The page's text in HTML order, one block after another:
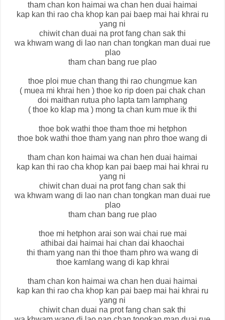
tham chan kon haimai wa chan hen duai haimai
kap kan thi rao cha khop kan pai baep mai hai khrai ru
yang ni
chiwit chan duai na prot fang chan sak thi
wa khwam wang di lao nan chan tongkan man duai rue
plao
tham chan bang rue plao
thoe ploi mue chan thang thi rao chungmue kan
( muea mi khrai hen ) thoe ko rip doen pai chak chan
doi maithan rutua pho lapta tam lamphang
( thoe ko klap ma ) mong ta chan kum mue ik thi
thoe bok wathi thoe tham thoe mi hetphon
thoe bok wathi thoe tham yang nan phro thoe wang di
tham chan kon haimai wa chan hen duai haimai
kap kan thi rao cha khop kan pai baep mai hai khrai ru
yang ni
chiwit chan duai na prot fang chan sak thi
wa khwam wang di lao nan chan tongkan man duai rue
plao
tham chan bang rue plao
thoe mi hetphon arai son wai chai rue mai
athibai dai haimai hai chan dai khaochai
thi tham yang nan thi thoe tham phro wa wang di
thoe kamlang wang di kap khrai
tham chan kon haimai wa chan hen duai haimai
kap kan thi rao cha khop kan pai baep mai hai khrai ru
yang ni
chiwit chan duai na prot fang chan sak thi